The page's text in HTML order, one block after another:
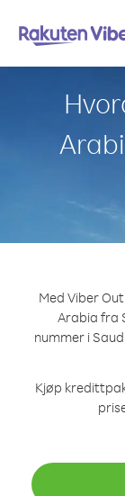
Med Viber
Arabia fra
nummer i
Kjøp